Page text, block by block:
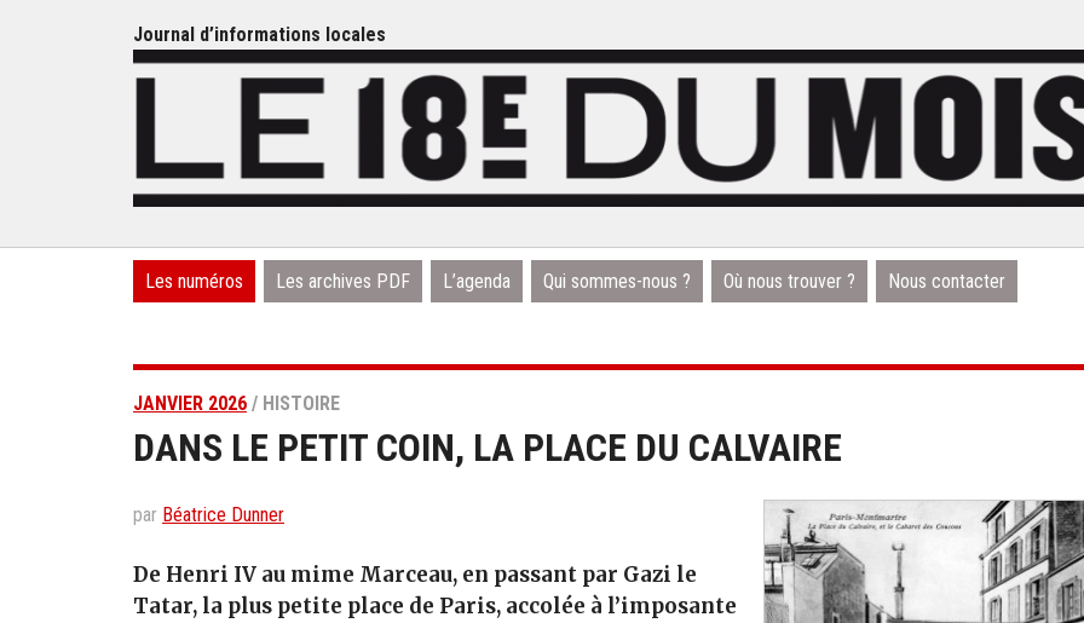
Journal d’informations locales
Les numéros Les archives PDF L’agenda Qui sommes-nous ? Où nous trouver ? Nous contacter
JANVIER 2026 / HISTOIRE
DANS LE PETIT COIN, LA PLACE DU CALVAIRE
par Béatrice Dunner
De Henri IV au mime Marceau, en passant par Gazi le
Tatar, la plus petite place de Paris, accolée à l’imposante